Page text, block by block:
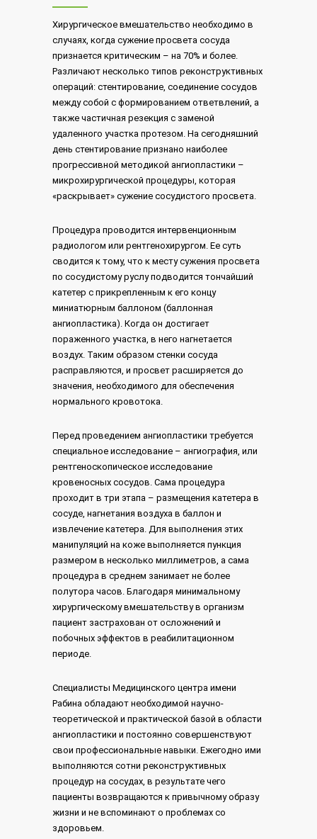
Хирургическое вмешательство необходимо в
случаях, когда сужение просвета сосуда
признается критическим – на 70% и более.
Различают несколько типов реконструктивных
операций: стентирование, соединение сосудов
между собой с формированием ответвлений, а
также частичная резекция с заменой
удаленного участка протезом. На сегодняшний
день стентирование признано наиболее
прогрессивной методикой ангиопластики –
микрохирургической процедуры, которая
«раскрывает» сужение сосудистого просвета.
Процедура проводится интервенционным
радиологом или рентгенохирургом. Ее суть
сводится к тому, что к месту сужения просвета
по сосудистому руслу подводится тончайший
катетер с прикрепленным к его концу
миниатюрным баллоном (баллонная
ангиопластика). Когда он достигает
пораженного участка, в него нагнетается
воздух. Таким образом стенки сосуда
расправляются, и просвет расширяется до
значения, необходимого для обеспечения
нормального кровотока.
Перед проведением ангиопластики требуется
специальное исследование – ангиография, или
рентгеноскопическое исследование
кровеносных сосудов. Сама процедура
проходит в три этапа – размещения катетера в
сосуде, нагнетания воздуха в баллон и
извлечение катетера. Для выполнения этих
манипуляций на коже выполняется пункция
размером в несколько миллиметров, а сама
процедура в среднем занимает не более
полутора часов. Благодаря минимальному
хирургическому вмешательству в организм
пациент застрахован от осложнений и
побочных эффектов в реабилитационном
периоде.
Специалисты Медицинского центра имени
Рабина обладают необходимой научно-
теоретической и практической базой в области
ангиопластики и постоянно совершенствуют
свои профессиональные навыки. Ежегодно ими
выполняются сотни реконструктивных
процедур на сосудах, в результате чего
пациенты возвращаются к привычному образу
жизни и не вспоминают о проблемах со
здоровьем.